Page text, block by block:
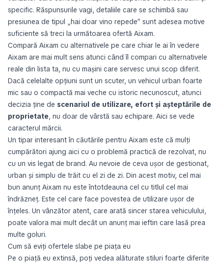
specific. Răspunsurile vagi, detaliile care se schimbă sau
presiunea de tipul „hai doar vino repede” sunt adesea motive
suficiente să treci la următoarea ofertă Aixam.
Compară Aixam cu alternativele pe care chiar le ai în vedere
Aixam are mai mult sens atunci când îl compari cu alternativele
reale din lista ta, nu cu mașini care servesc unui scop diferit.
Dacă celelalte opțiuni sunt un scuter, un vehicul urban foarte
mic sau o compactă mai veche cu istoric necunoscut, atunci
decizia ține de scenariul de utilizare, efort și așteptările de
proprietate, nu doar de vârstă sau echipare. Aici se vede
caracterul mărcii.
Un tipar interesant în căutările pentru Aixam este că mulți
cumpărători ajung aici cu o problemă practică de rezolvat, nu
cu un vis legat de brand. Au nevoie de ceva ușor de gestionat,
urban și simplu de trăit cu el zi de zi. Din acest motiv, cel mai
bun anunț Aixam nu este întotdeauna cel cu titlul cel mai
îndrăzneț. Este cel care face povestea de utilizare ușor de
înțeles. Un vânzător atent, care arată sincer starea vehiculului,
poate valora mai mult decât un anunț mai ieftin care lasă prea
multe goluri.
Cum să eviți ofertele slabe pe piața eu
Pe o piață eu extinsă, poți vedea alăturate stiluri foarte diferite